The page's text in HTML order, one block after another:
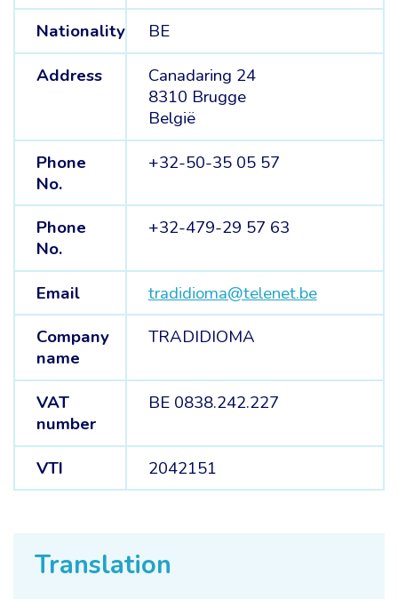
Nationality
BE
Address
Canadaring 24
8310 Brugge
België
Phone
No.
+32-50-35 05 57
Phone
No.
+32-479-29 57 63
Email
tradidioma@telenet.be
Company
name
TRADIDIOMA
VAT
number
BE 0838.242.227
VTI 2042151
Translation